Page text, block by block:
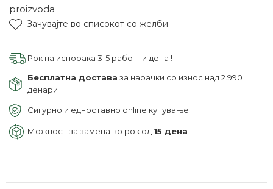
proizvoda
Зачувајте во списокот со желби
Рок на испорака 3-5 работни дена !
Бесплатна достава за нарачки со износ над 2.990
денари
Сигурно и едноставно online купување
Можност за замена во рок од 15 дена